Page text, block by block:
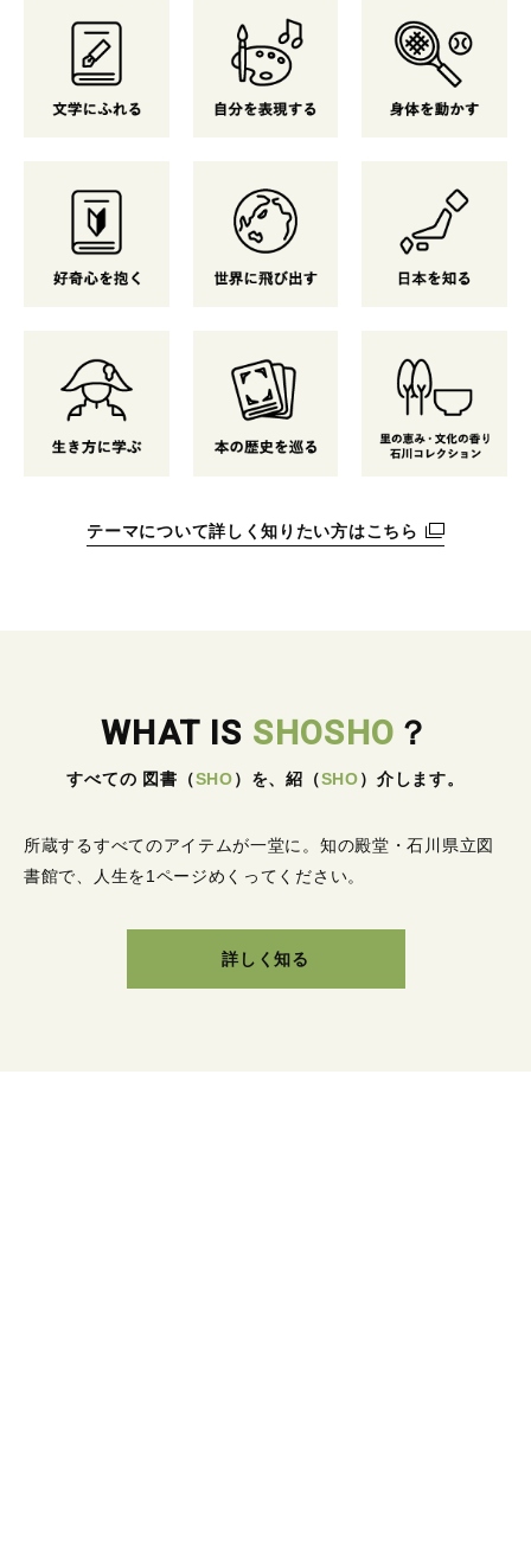
テーマについて詳しく知りたい方はこちら
WHAT IS SHOSHO ？
すべての 図書 （SHO） を、紹 （SHO） 介します。
所蔵するすべてのアイテムが一堂に。 知の殿堂・石川県立図
書館で、人生を1ページめくってください。
詳しく知る